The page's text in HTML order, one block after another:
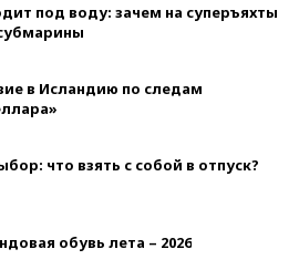
под воду: зачем на суперъяхты
в Исландию по следам
что взять с собой в отпуск?
обувь лета – 2026